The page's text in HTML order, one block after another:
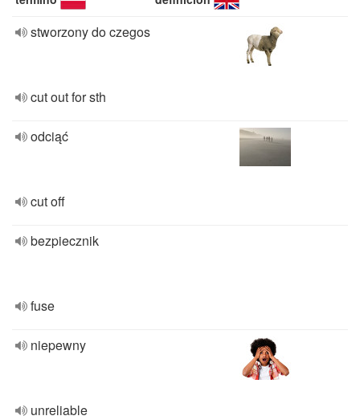
stworzony do czegos
cut out for sth
odciąć
cut off
bezpiecznik
fuse
niepewny
unreliable